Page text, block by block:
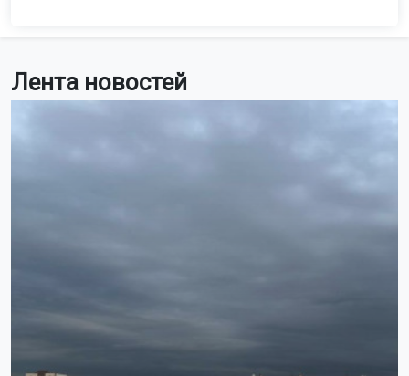
Лента новостей